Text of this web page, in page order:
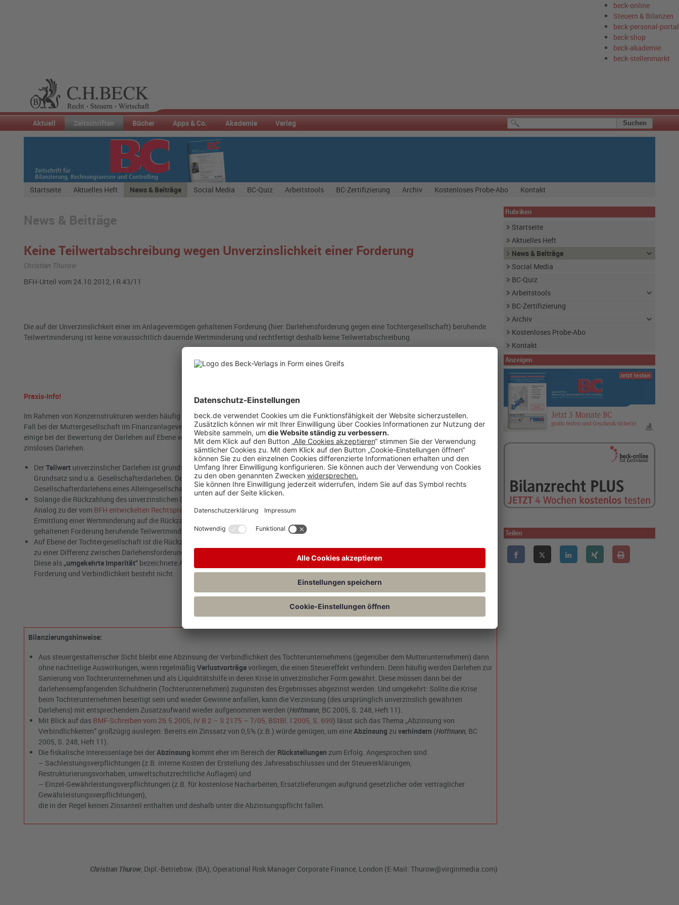
beck-online
Steuern & Bilanzen
beck-personal-portal
beck-shop
beck-akademie
beck-stellenmarkt
Aktuell Zeitschriften Bücher Apps & Co. Akademie Verlag
Startseite Aktuelles Heft News & Beiträge Social Media BC-Quiz Arbeitstools BC-Zertifizierung Archiv Kostenloses Probe-Abo Kontakt
News & Beiträge
Keine Teilwertabschreibung wegen Unverzinslichkeit einer Forderung
Christian Thurow
BFH-Urteil vom 24.10.2012, I R 43/11
Die auf der Unverzinslichkeit einer im Anlagevermögen gehaltenen Forderung (hier: Darlehensforderung gegen eine Tochtergesellschaft) beruhende
Teilwertminderung ist keine voraussichtlich dauernde Wertminderung und rechtfertigt deshalb keine Teilwertabschreibung.
Praxis-Info!
Im Rahmen von Konzernstrukturen werden häufig Darlehen von Mutter- an Tochtergesellschaften gewährt. Langfristige Darlehen werden in diesem
Fall bei der Muttergesellschaft im Finanzanlagevermögen bilanziert. Das am 2.1.2013 veröffentlichte Urteil des Bundesfinanzhofs beleuchtet hierzu
einige bei der Bewertung der Darlehen auf Ebene von Mutter- und Tochtergesellschaft zu beachtende Gesichtspunkte. Das Urteil bezieht sich auf ein
zinsloses Darlehen.
DerTeilwert unverzinslicher Darlehen ist grundsätzlich durch Abzinsung der künftigen Rückzahlung zu ermitteln.Ausgenommenvon diesem
Grundsatz sind u.a. Gesellschafterdarlehen. Der BFH stellt in seiner Urteilsbegründung klar, dass die Unverzinslichkeit eines
Gesellschafterdarlehens eines Alleingesellschafters einer Kapitalgesellschaft grundsätzlich nicht zu einer Minderung des Teilwerts führt.
Solange die Rückzahlung des unverzinslichen Darlehens sicher ist, liegt während der Laufzeit keine
Analog zu der vom BFH entwickelten Rechtsprechung bezüglich gesunkener Wechselkurse von festverzinslichen Wertpapieren
Ermittlung einer Wertminderung auf die Rückzahlung des Nominalbetrags abzustellen. Eine auf der Unverzinslichkeit einer im Anlagevermögen
gehaltenen Forderung beruhende Teilwertminderung stellt somit keine dauernde Wertminderung dar und rechtfertigt keine Teilwertabschreibung.
Auf Ebene der Tochtergesellschaft ist die Rückzahlungsverpflichtung gegebenenfalls (gemäß § 6 Abs. 1 Nr. 3 EStG) mit 5,5% abzuzinsen. Dies führt
zu einer Differenz zwischen Darlehensforderung auf Ebene der Muttergesellschaft und Darlehensverbindlichkeit auf Ebene der Tochtergesellschaft.
Diese als „umgekehrte Imparität“ bezeichnete Asymmetrie ist im Gesetz so vorgesehen. Ein Anspruch auf bilanzielle Gleichbehandlung von
Forderung und Verbindlichkeit besteht nicht.
Bilanzierungshinweise:
Aus steuergestalterischer Sicht bleibt eine Abzinsung der Verbindlichkeit des Tochterunternehmens (gegenüber dem Mutterunternehmen) dann
ohne nachteilige Auswirkungen, wenn regelmäßig Verlustvorträgevorliegen, die einen Steuereffekt verhindern. Denn häufig werden Darlehen zur
Sanierung von Tochterunternehmen und als Liquiditätshilfe in deren Krise in unverzinslicher Form gewährt. Diese müssen dann bei der
darlehensempfangenden Schuldnerin (Tochterunternehmen) zugunsten des Ergebnisses abgezinst werden. Und umgekehrt: Sollte die Krise
beim Tochterunternehmen beseitigt sein und wieder Gewinne anfallen, kann die Verzinsung (des ursprünglich unverzinslich gewährten
Darlehens) mit entsprechendem Zusatzaufwand wieder aufgenommen werden (Hoffmann, BC 2005, S. 248, Heft 11).
Mit Blick auf das BMF-Schreiben vom 26.5.2005, IV B 2 – S 2175 – 7/05, BStBl. I 2005, S. 699) lässt sich das Thema „Abzinsung von
Verbindlichkeiten” großzügig auslegen: Bereits ein Zinssatz von 0,5% (z.B.) würde genügen, um eineAbzinsung zu verhindern (Hoffmann, BC
2005, S. 248, Heft 11).
Die fiskalische Interessenlage bei derAbzinsung kommt eher im Bereich der Rückstellungen zum Erfolg. Angesprochen sind
– Sachleistungsverpflichtungen (z.B. interne Kosten der Erstellung des Jahresabschlusses und der Steuererklärungen,
Restrukturierungsvorhaben, umweltschutzrechtliche Auflagen) und
– Einzel-Gewährleistungsverpflichtungen (z.B. für kostenlose Nacharbeiten, Ersatzlieferungen aufgrund gesetzlicher oder vertraglicher
Gewährleistungsverpflichtungen),
die in der Regel keinen Zinsanteil enthalten und deshalb unter die Abzinsungspflicht fallen.
Christian Thurow, Dipl.-Betriebsw. (BA), Operational Risk Manager Corporate Finance, London (E-Mail: Thurow@virginmedia.com)
Rubriken
Startseite
Aktuelles Heft
News & Beiträge
Social Media
BC-Quiz
Arbeitstools
BC-Zertifizierung
Archiv
Kostenloses Probe-Abo
Kontakt
Anzeigen
Teilen